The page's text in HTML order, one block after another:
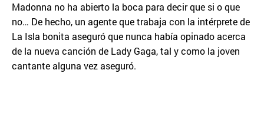
Madonna no ha abierto la boca para decir que si o que
no… De hecho, un agente que trabaja con la intérprete de
La Isla bonita aseguró que nunca había opinado acerca
de la nueva canción de Lady Gaga, tal y como la joven
cantante alguna vez aseguró.